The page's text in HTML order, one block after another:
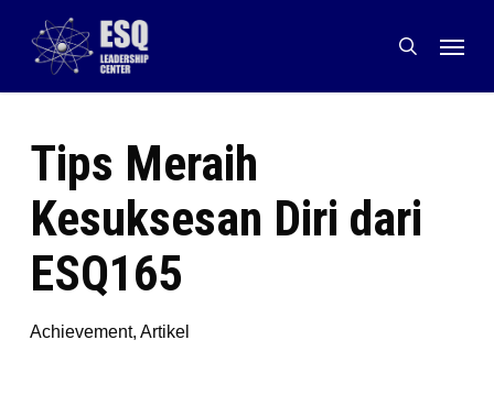
content
search
Menu
Tips Meraih
Kesuksesan Diri dari
ESQ165
Achievement, Artikel